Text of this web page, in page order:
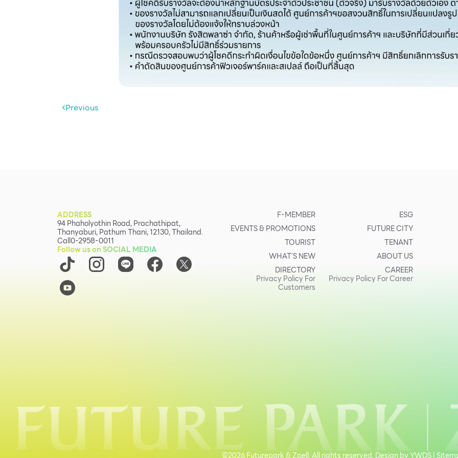
Previous
ADDRESS
94 Phaholyothin Road, Prachathipat,
Thanyaburi, Pathum Thani, 12130, Thailand.
Call0-2958-0011
Follow us on SOCIAL MEDIA
F-MEMBER
EVENTS & PROMOTIONS
TOURIST
WHAT’S NEW
DIRECTORY
Privacy Policy For
Customers
ESG
FUTURE CITY
TENANT
ABOUT US
CAREER
Privacy Policy For Career
©2026 Futurepark & Zpell. All rights reserved. Design byYWDS|